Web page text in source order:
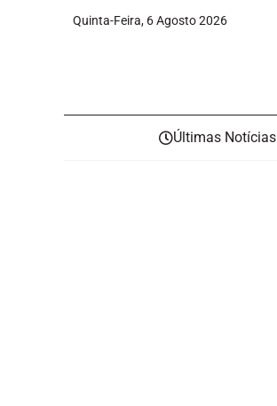
Quinta-Feira, 6 Agosto 2026
Últimas Notícias